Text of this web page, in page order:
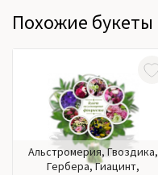
Похожие букеты
Альстромерия, Гвоздика,
Гербера, Гиацинт,